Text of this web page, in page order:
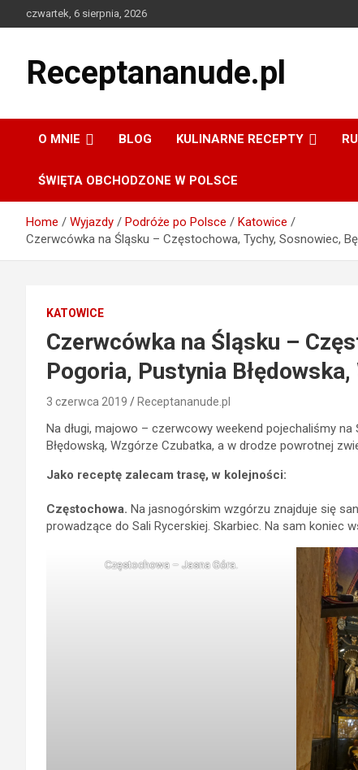
to
czwartek, 6 sierpnia, 2026
Receptananude.pl
O MNIE BLOG KULINARNE RECEPTY
ŚWIĘTA OBCHODZONE W POLSCE
Home Wyjazdy Podróże po Polsce
Katowice
Czerwcówka na Śląsku – Częstochowa, Tychy, Sosnowiec,
KATOWICE
Czerwcówka na Śląsku –
Pogoria, Pustynia
3 czerwca 2019 Receptananude.pl
Na długi, majowo – czerwcowy weekend pojechaliśmy
Błędowską, Wzgórze Czubatka, a w drodze powrotnej
Jako receptę zalecam trasę, w kolejności:
Częstochowa. Na jasnogórskim wzgórzu znajduje się
prowadzące do Sali Rycerskiej. Skarbiec. Na sam koniec
Częstochowa – Jasna Góra.